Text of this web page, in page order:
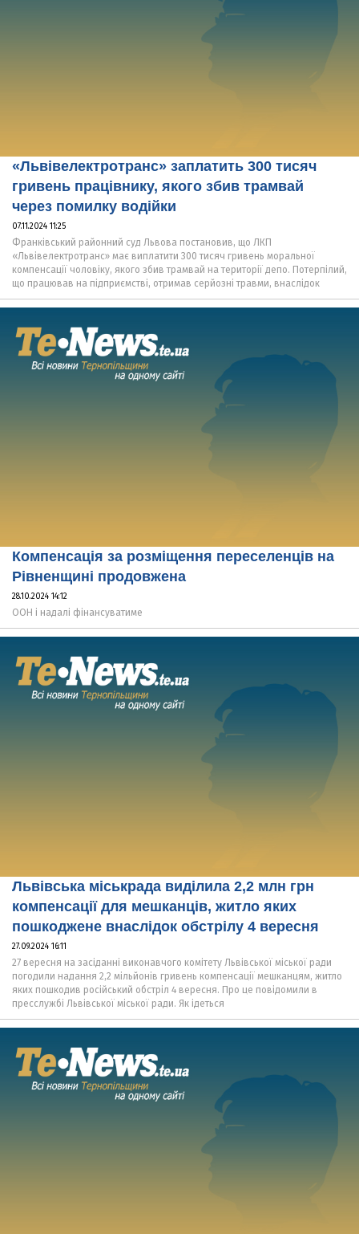
«Львівелектротранс» заплатить 300 тисяч
гривень працівнику, якого збив трамвай
через помилку водійки
07.11.2024 11:25
Франківський районний суд Львова постановив, що ЛКП
«Львівелектротранс» має виплатити 300 тисяч гривень моральної
компенсації чоловіку, якого збив трамвай на території депо. Потерпілий,
що працював на підприємстві, отримав серйозні травми, внаслідок
Компенсація за розміщення переселенців на
Рівненщині продовжена
28.10.2024 14:12
ООН і надалі фінансуватиме
Львівська міськрада виділила 2,2 млн грн
компенсації для мешканців, житло яких
пошкоджене внаслідок обстрілу 4 вересня
27.09.2024 16:11
27 вересня на засіданні виконавчого комітету Львівської міської ради
погодили надання 2,2 мільйонів гривень компенсації мешканцям, житло
яких пошкодив російський обстріл 4 вересня. Про це повідомили в
пресслужбі Львівської міської ради. Як ідеться